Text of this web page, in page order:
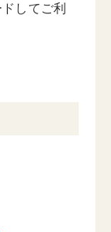
してご利